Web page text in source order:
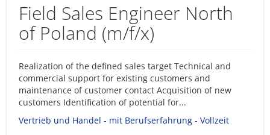
Field Sales Engineer North
of Poland (m/f/x)
Realization of the defined sales target Technical and
commercial support for existing customers and
maintenance of customer contact Acquisition of new
customers Identification of potential for...
Vertrieb und Handel - mit Berufserfahrung - Vollzeit